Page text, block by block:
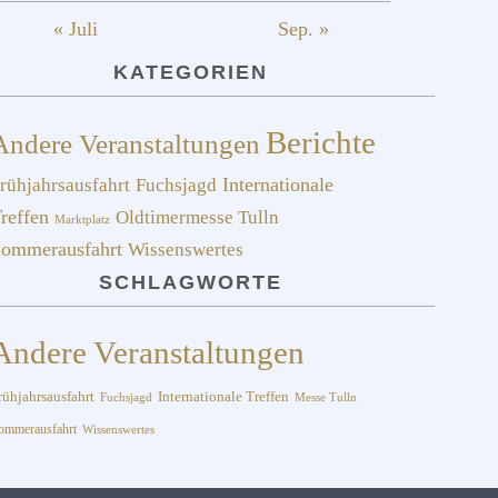
« Juli
Sep. »
KATEGORIEN
Veranstaltungen Berichte
Fuchsjagd Internationale
Marktplatz Oldtimermesse Tulln
Wissenswertes
SCHLAGWORTE
Veranstaltungen
Fuchsjagd Internationale Treffen Messe Tulln
Wissenswertes